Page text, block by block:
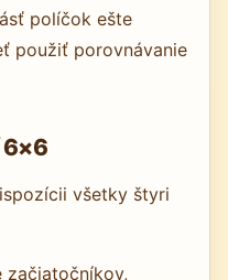
políčok ešte
použiť porovnávanie
6×6
všetky štyri